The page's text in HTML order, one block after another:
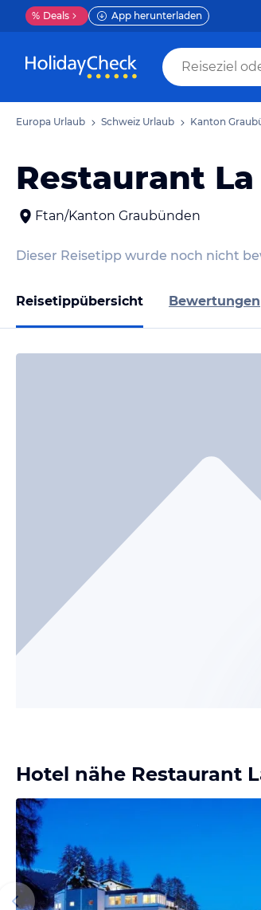
% Deals App herunterladen
Europa Urlaub Schweiz Urlaub Kanton
Restaurant
Ftan/Kanton Graubünden
Dieser Reisetipp wurde noch nicht
Reisetippübersicht Bewertungen
Hotel nähe Restaurant